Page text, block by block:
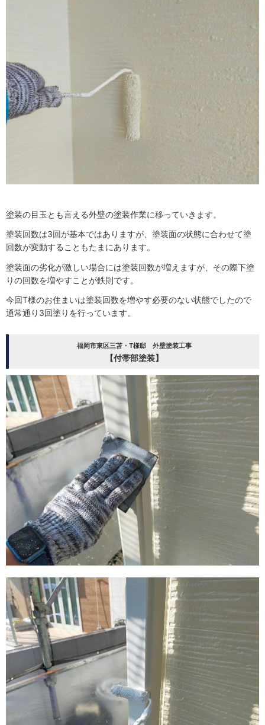
塗装の目玉とも言える外壁の塗装作業に移っていきます。
塗装回数は3回が基本ではありますが、塗装面の状態に合わせて塗
回数が変動することもたまにあります。
塗装面の劣化が激しい場合には塗装回数が増えますが、その際下塗
りの回数を増やすことが鉄則です。
今回T様のお住まいは塗装回数を増やす必要のない状態でしたので
通常通り3回塗りを行っています。
福岡市東区三苫・T様邸 外壁塗装工事
【付帯部塗装】